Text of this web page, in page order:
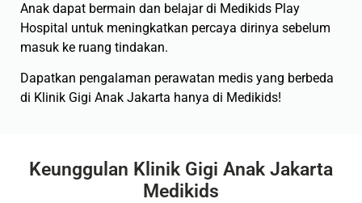
Anak dapat bermain dan belajar di Medikids Play
Hospital untuk meningkatkan percaya dirinya sebelum
masuk ke ruang tindakan.
Dapatkan pengalaman perawatan medis yang berbeda
di Klinik Gigi Anak Jakarta hanya di Medikids!
Keunggulan Klinik Gigi Anak Jakarta
Medikids